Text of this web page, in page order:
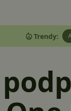
Trendy: